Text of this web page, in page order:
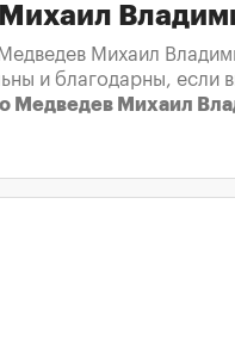
Михаил
и благодарны, если
Медведев Михаил